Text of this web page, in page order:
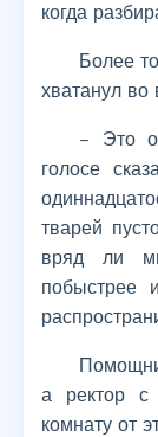
когда
Более
хватанул во
– Это
голосе
тварей
вряд ли
побыстрее
а ректор с
комнату от